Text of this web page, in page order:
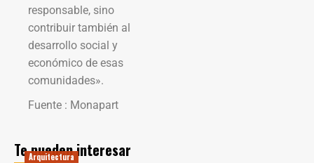
responsable, sino
contribuir también al
desarrollo social y
económico de esas
comunidades».
Fuente : Monapart
Te pueden interesar
Arquitectura